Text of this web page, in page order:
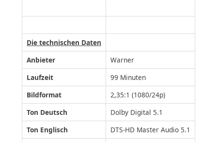
Die technischen Daten
Anbieter
Warner
Laufzeit
99 Minuten
Bildformat
2,35:1 (1080/24p)
Ton Deutsch
Dolby Digital 5.1
Ton Englisch
DTS-HD Master Audio 5.1